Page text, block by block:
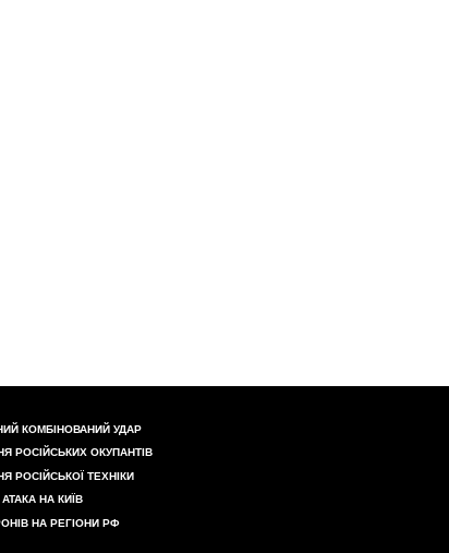
КОМБІНОВАНИЙ УДАР
РОСІЙСЬКИХ ОКУПАНТІВ
РОСІЙСЬКОЇ ТЕХНІКИ
НА КИЇВ
НА РЕГІОНИ РФ